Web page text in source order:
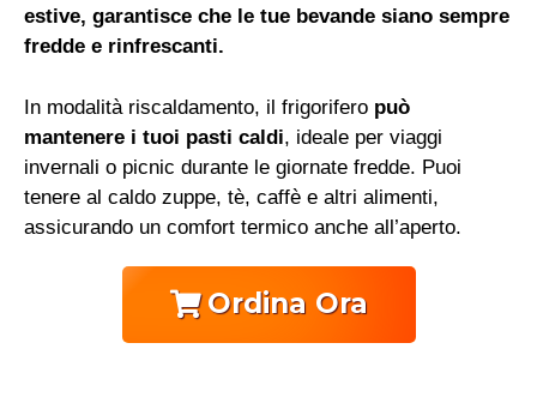
estive, garantisce che le tue bevande siano sempre
fredde e rinfrescanti.
In modalità riscaldamento, il frigorifero può
mantenere i tuoi pasti caldi, ideale per viaggi
invernali o picnic durante le giornate fredde. Puoi
tenere al caldo zuppe, tè, caffè e altri alimenti,
assicurando un comfort termico anche all’aperto.
Ordina Ora